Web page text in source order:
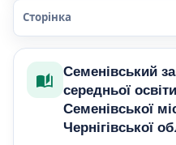
Сторінка
Семенівський
середньої
Семенівської
Чернігівської